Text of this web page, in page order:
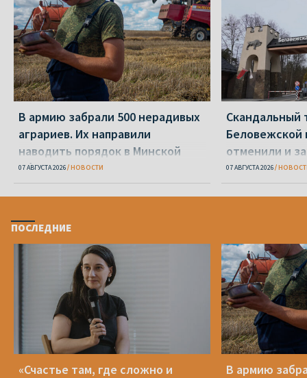
В армию забрали 500 нерадивых
аграриев. Их направили
наводить порядок в Минской
области
07 АВГУСТА 2026 НОВОСТИ
Скандальный
отменили и
07 АВГУСТА 2026
ПОСЛЕДНИЕ
«Счастье там, где сложно и
В армию